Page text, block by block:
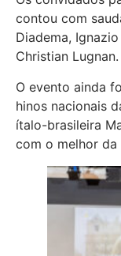
contou com
Diadema,
Christian Lugnan.
O evento ainda
hinos nacionais
ítalo-brasileira
com o melhor